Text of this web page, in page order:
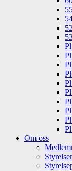
Om oss